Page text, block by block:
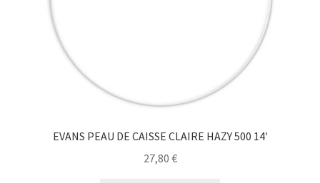
EVANS PEAU DE CAISSE CLAIRE HAZY 500 14′
27,80 €